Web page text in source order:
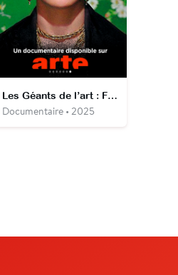
Les Géants de l’art : Frida Kahlo
Documentaire • 2025